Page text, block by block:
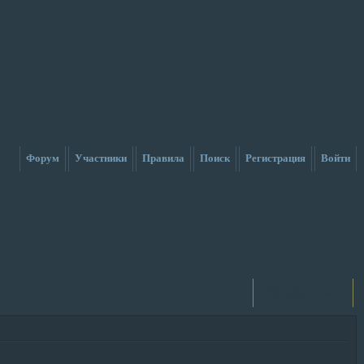
Форум Участники Правила Поиск Регистрация Войти